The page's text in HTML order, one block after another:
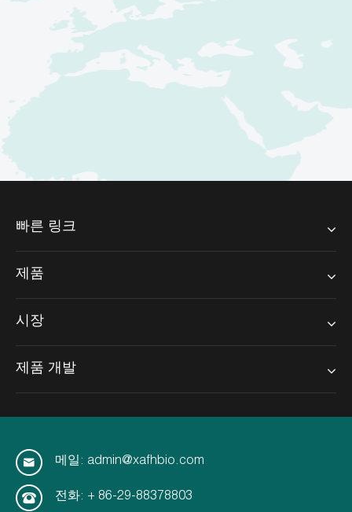
빠른 링크
제품
시장
제품 개발
메일: admin@xafhbio.com
전화: + 86-29-88378803